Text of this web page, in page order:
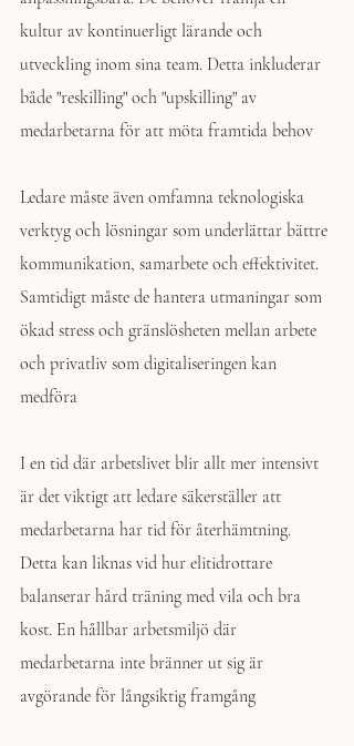
kultur av kontinuerligt lärande och
utveckling inom sina team. Detta inkluderar
både "reskilling" och "upskilling" av
medarbetarna för att möta framtida behov
Ledare måste även omfamna teknologiska
verktyg och lösningar som underlättar bättre
kommunikation, samarbete och effektivitet.
Samtidigt måste de hantera utmaningar som
ökad stress och gränslösheten mellan arbete
och privatliv som digitaliseringen kan
medföra
I en tid där arbetslivet blir allt mer intensivt
är det viktigt att ledare säkerställer att
medarbetarna har tid för återhämtning.
Detta kan liknas vid hur elitidrottare
balanserar hård träning med vila och bra
kost. En hållbar arbetsmiljö där
medarbetarna inte bränner ut sig är
avgörande för långsiktig framgång